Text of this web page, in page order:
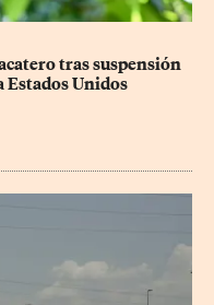
tras suspensión
Estados Unidos